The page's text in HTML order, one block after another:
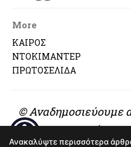
More
ΚΑΙΡΟΣ
ΝΤΟΚΙΜΑΝΤΕΡ
ΠΡΩΤΟΣΕΛΙΔΑ
© Αναδημοσιεύουμε
αξίζει